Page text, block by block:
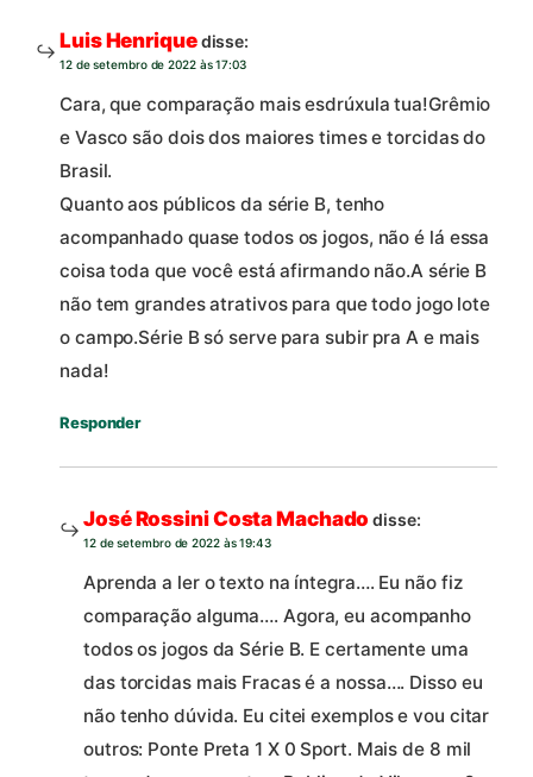
Luis Henriquedisse:
12 de setembro de 2022 às 17:03
Cara, que comparação mais esdrúxula tua!Grêmio
e Vasco são dois dos maiores times e torcidas do
Brasil.
Quanto aos públicos da série B, tenho
acompanhado quase todos os jogos, não é lá essa
coisa toda que você está afirmando não.A série B
não tem grandes atrativos para que todo jogo lote
o campo.Série B só serve para subir pra A e mais
nada!
Responder
José Rossini Costa Machado disse:
12 de setembro de 2022 às 19:43
Aprenda a ler o texto na íntegra…. Eu não fiz
comparação alguma…. Agora, eu acompanho
todos os jogos da Série B. E certamente uma
das torcidas mais Fracas é a nossa…. Disso eu
não tenho dúvida. Eu citei exemplos e vou citar
outros: Ponte Preta 1 X 0 Sport. Mais de 8 mil